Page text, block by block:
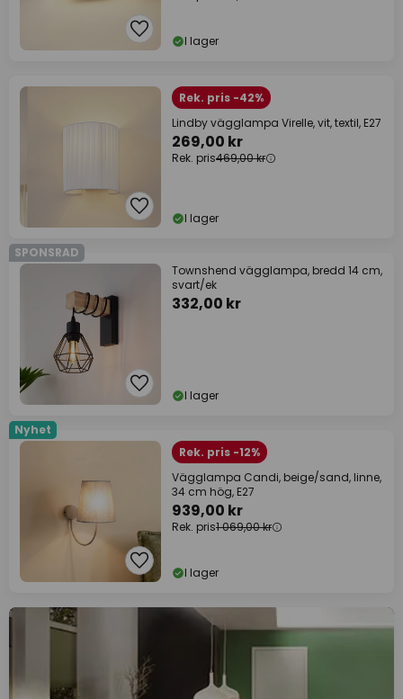
I lager
Rek. pris -42%
Lindby vägglampa Virelle, vit, textil, E27
269,00 kr
Rek. pris469,00 kr
I lager
SPONSRAD
Townshend vägglampa, bredd 14 cm,
svart/ek
332,00 kr
I lager
Nyhet
Rek. pris -12%
Vägglampa Candi, beige/sand, linne,
34 cm hög, E27
939,00 kr
Rek. pris1 069,00 kr
I lager